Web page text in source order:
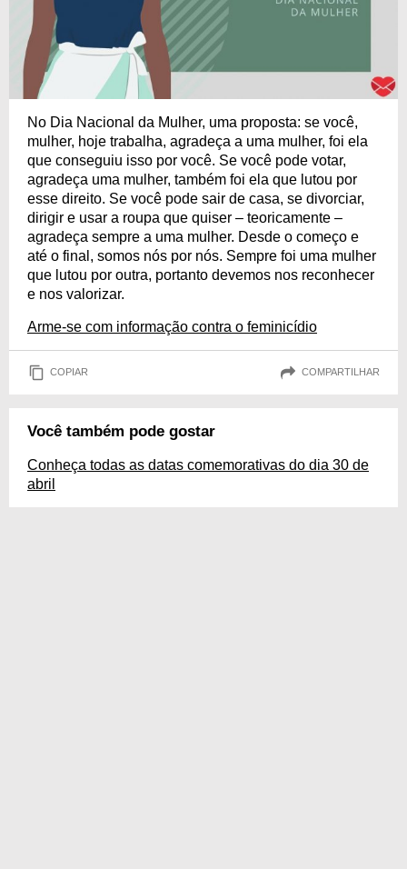
No Dia Nacional da Mulher, uma proposta: se você,
mulher, hoje trabalha, agradeça a uma mulher, foi ela
que conseguiu isso por você. Se você pode votar,
agradeça uma mulher, também foi ela que lutou por
esse direito. Se você pode sair de casa, se divorciar,
dirigir e usar a roupa que quiser – teoricamente –
agradeça sempre a uma mulher. Desde o começo e
até o final, somos nós por nós. Sempre foi uma mulher
que lutou por outra, portanto devemos nos reconhecer
e nos valorizar.
Arme-se com informação contra o feminicídio
COPIAR COMPARTILHAR
Você também pode gostar
Conheça todas as datas comemorativas do dia 30 de
abril